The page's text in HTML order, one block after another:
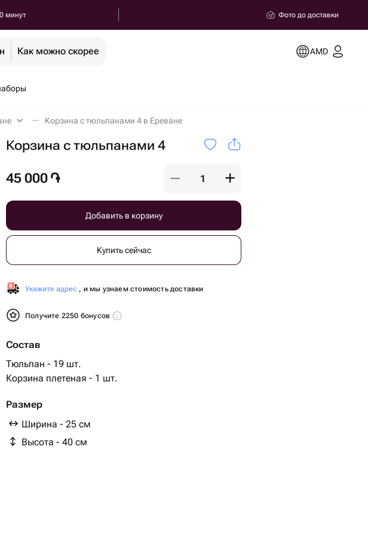
минут Фото до доставки
Как можно скорее AMD
Корзина с тюльпанами 4 в Ереване
Корзина с тюльпанами 4
45 000 ֏
Добавить в корзину
Купить сейчас
Укажите адрес , и мы узнаем стоимость доставки
Получите 2250 бонусов
Состав
Тюльпан - 19 шт.
Корзина плетеная - 1 шт.
Размер
Ширина - 25 см
Высота - 40 см